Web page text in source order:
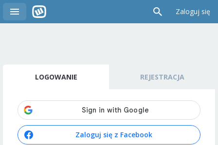
Zaloguj się
LOGOWANIE REJESTRACJA
Zaloguj się z Facebook